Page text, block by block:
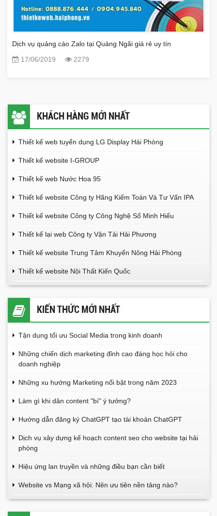
Dịch vụ quảng cáo Zalo tại Quảng Ngãi giá rẻ uy tín
17/06/2019
2279
KHÁCH HÀNG MỚI NHẤT
Thiết kế web tuyển dụng LG Display Hải Phòng
Thiết kế website I-GROUP
Thiết kế web Nước Hoa 95
Thiết kế website Công ty Hãng Kiểm Toán Và Tư Vấn IPA
Thiết kế website Công ty Công Nghệ Số Minh Hiếu
Thiết kế lại web Công ty Vận Tải Hải Phương
Thiết kế website Trung Tâm Khuyến Nông Hải Phòng
Thiết kế website Nội Thất Kiến Quốc
KIẾN THỨC MỚI NHẤT
Tận dụng tối ưu Social Media trong kinh doanh
Những chiến dịch marketing đỉnh cao đáng học hỏi cho
doanh nghiệp
Những xu hướng Marketing nổi bật trong năm 2023
Làm gì khi dân content "bí" ý tưởng?
Hướng dẫn đăng ký ChatGPT tạo tài khoản ChatGPT
Dịch vụ xây dựng kế hoạch content seo cho website tại hải
phòng
Hiệu ứng lan truyền và những điều bạn cần biết
Website vs Mạng xã hội: Nên ưu tiên nền tảng nào?